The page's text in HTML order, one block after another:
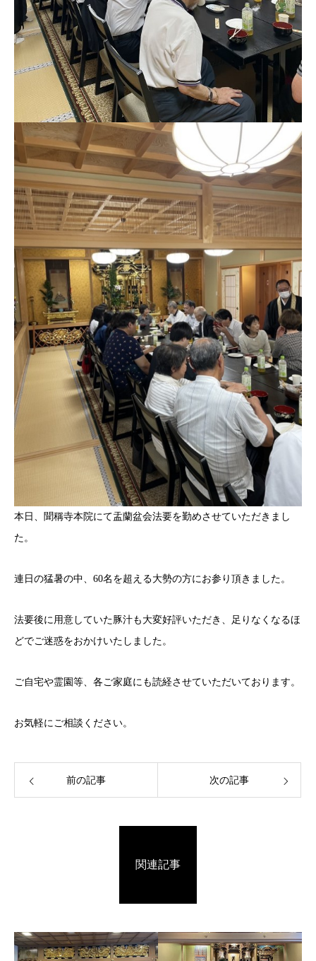
本日、聞稱寺本院にて盂蘭盆会法要を勤めさせていただきまし
た。
連日の猛暑の中、60名を超える大勢の方にお参り頂きました。
法要後に用意していた豚汁も大変好評いただき、足りなくなるほ
どでご迷惑をおかけいたしました。
ご自宅や霊園等、各ご家庭にも読経させていただいております。
お気軽にご相談ください。
前の記事 次の記事
関連記事